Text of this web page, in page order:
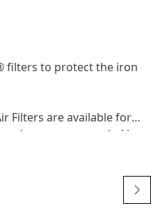
filters to protect the iron
Filters are available for
are recommended in
problem.
than competitive
also deliver advanced